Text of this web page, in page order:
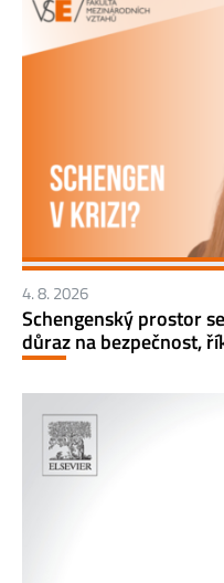
4. 8. 2026
Schengenský prostor
důraz na bezpečnost,